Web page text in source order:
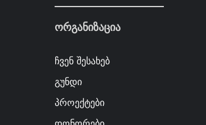
ორგანიზაცია
ჩვენ შესახებ
გუნდი
პროექტები